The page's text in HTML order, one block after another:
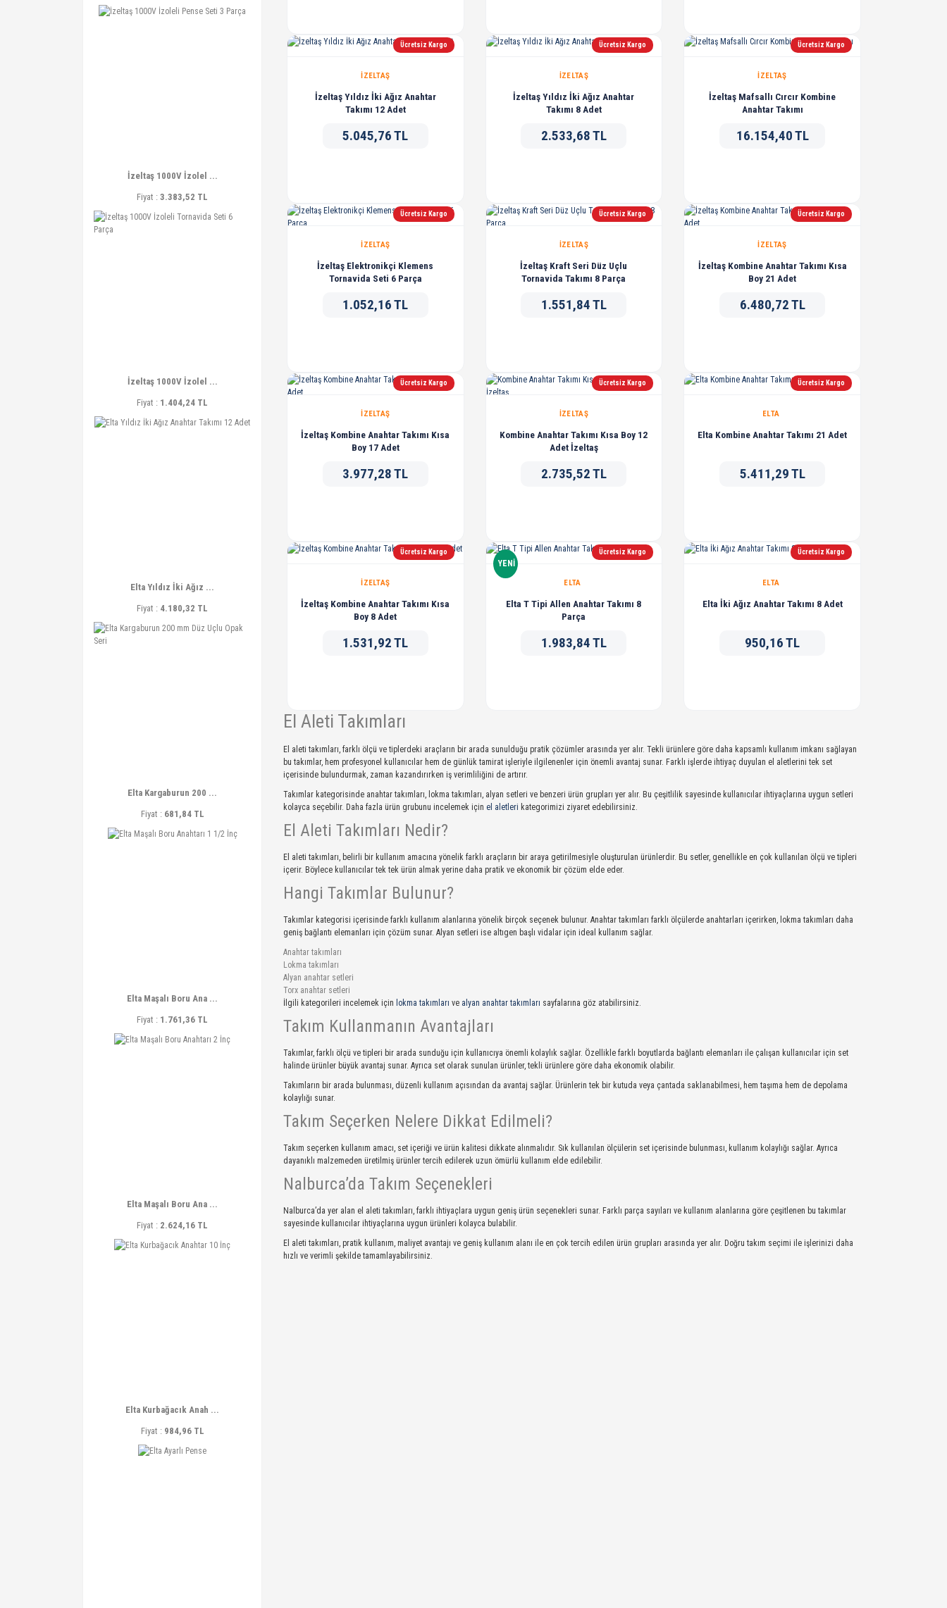
İzeltaş 1000V İzolel ...
Fiyat : 3.383,52 TL
İzeltaş 1000V İzolel ...
Fiyat : 1.404,24 TL
Elta Yıldız İki Ağız ...
Fiyat : 4.180,32 TL
Elta Kargaburun 200 ...
Fiyat : 681,84 TL
Elta Maşalı Boru Ana ...
Fiyat : 1.761,36 TL
Elta Maşalı Boru Ana ...
Fiyat : 2.624,16 TL
Elta Kurbağacık Anah ...
Fiyat : 984,96 TL
Ücretsiz Kargo
5.045,76 TL
İZELTAŞ
İzeltaş Yıldız İki Ağız Anahtar
Takımı 12 Adet
Ücretsiz Kargo
2.533,68 TL
İZELTAŞ
İzeltaş Yıldız İki Ağız Anahtar
Takımı 8 Adet
Ücretsiz Kargo
16.154,40 TL
İZELTAŞ
İzeltaş Mafsallı Cırcır Kombine
Anahtar Takımı
Ücretsiz Kargo
1.052,16 TL
İZELTAŞ
İzeltaş Elektronikçi Klemens
Tornavida Seti 6 Parça
Ücretsiz Kargo
1.551,84 TL
İZELTAŞ
İzeltaş Kraft Seri Düz Uçlu
Tornavida Takımı 8 Parça
Ücretsiz Kargo
6.480,72 TL
İZELTAŞ
İzeltaş Kombine Anahtar Takımı Kısa
Boy 21 Adet
Ücretsiz Kargo
3.977,28 TL
İZELTAŞ
İzeltaş Kombine Anahtar Takımı Kısa
Boy 17 Adet
Ücretsiz Kargo
2.735,52 TL
İZELTAŞ
Kombine Anahtar Takımı Kısa Boy 12
Adet İzeltaş
Ücretsiz Kargo
5.411,29 TL
ELTA
Elta Kombine Anahtar Takımı 21 Adet
Ücretsiz Kargo
1.531,92 TL
İZELTAŞ
İzeltaş Kombine Anahtar Takımı Kısa
Boy 8 Adet
YENİ
Ücretsiz Kargo
1.983,84 TL
ELTA
Elta T Tipi Allen Anahtar Takımı 8
Parça
Ücretsiz Kargo
950,16 TL
ELTA
Elta İki Ağız Anahtar Takımı 8 Adet
El Aleti Takımları
El aleti takımları, farklı ölçü ve tiplerdeki araçların bir arada sunulduğu pratik çözümler arasında yer alır. Tekli ürünlere göre daha kapsamlı kullanım imkanı sağlayan
bu takımlar, hem profesyonel kullanıcılar hem de günlük tamirat işleriyle ilgilenenler için önemli avantaj sunar. Farklı işlerde ihtiyaç duyulan el aletlerini tek set
içerisinde bulundurmak, zaman kazandırırken iş verimliliğini de artırır.
Takımlar kategorisinde anahtar takımları, lokma takımları, alyan setleri ve benzeri ürün grupları yer alır. Bu çeşitlilik sayesinde kullanıcılar ihtiyaçlarına uygun setleri
kolayca seçebilir. Daha fazla ürün grubunu incelemek için el aletleri kategorimizi ziyaret edebilirsiniz.
El Aleti Takımları Nedir?
El aleti takımları, belirli bir kullanım amacına yönelik farklı araçların bir araya getirilmesiyle oluşturulan ürünlerdir. Bu setler, genellikle en çok kullanılan ölçü ve tipleri
içerir. Böylece kullanıcılar tek tek ürün almak yerine daha pratik ve ekonomik bir çözüm elde eder.
Hangi Takımlar Bulunur?
Takımlar kategorisi içerisinde farklı kullanım alanlarına yönelik birçok seçenek bulunur. Anahtar takımları farklı ölçülerde anahtarları içerirken, lokma takımları daha
geniş bağlantı elemanları için çözüm sunar. Alyan setleri ise altıgen başlı vidalar için ideal kullanım sağlar.
Anahtar takımları
Lokma takımları
Alyan anahtar setleri
Torx anahtar setleri
İlgili kategorileri incelemek için lokma takımları ve alyan anahtar takımları sayfalarına göz atabilirsiniz.
Takım Kullanmanın Avantajları
Takımlar, farklı ölçü ve tipleri bir arada sunduğu için kullanıcıya önemli kolaylık sağlar. Özellikle farklı boyutlarda bağlantı elemanları ile çalışan kullanıcılar için set
halinde ürünler büyük avantaj sunar. Ayrıca set olarak sunulan ürünler, tekli ürünlere göre daha ekonomik olabilir.
Takımların bir arada bulunması, düzenli kullanım açısından da avantaj sağlar. Ürünlerin tek bir kutuda veya çantada saklanabilmesi, hem taşıma hem de depolama
kolaylığı sunar.
Takım Seçerken Nelere Dikkat Edilmeli?
Takım seçerken kullanım amacı, set içeriği ve ürün kalitesi dikkate alınmalıdır. Sık kullanılan ölçülerin set içerisinde bulunması, kullanım kolaylığı sağlar. Ayrıca
dayanıklı malzemeden üretilmiş ürünler tercih edilerek uzun ömürlü kullanım elde edilebilir.
Nalburca’da Takım Seçenekleri
Nalburca’da yer alan el aleti takımları, farklı ihtiyaçlara uygun geniş ürün seçenekleri sunar. Farklı parça sayıları ve kullanım alanlarına göre çeşitlenen bu takımlar
sayesinde kullanıcılar ihtiyaçlarına uygun ürünleri kolayca bulabilir.
El aleti takımları, pratik kullanım, maliyet avantajı ve geniş kullanım alanı ile en çok tercih edilen ürün grupları arasında yer alır. Doğru takım seçimi ile işlerinizi daha
hızlı ve verimli şekilde tamamlayabilirsiniz.